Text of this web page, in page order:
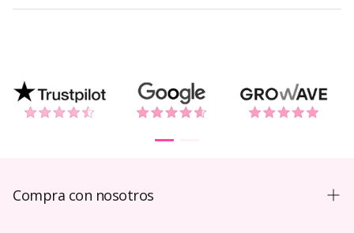
Compra con nosotros